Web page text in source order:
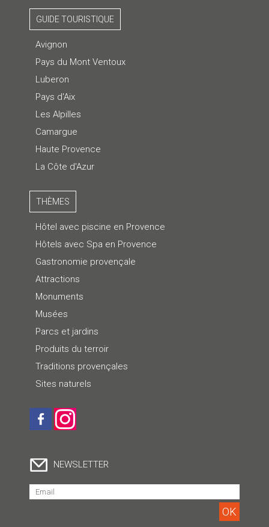
GUIDE TOURISTIQUE
Avignon
Pays du Mont Ventoux
Luberon
Pays d'Aix
Les Alpilles
Camargue
Haute Provence
La Côte d'Azur
THÈMES
Hôtel avec piscine en Provence
Hôtels avec Spa en Provence
Gastronomie provençale
Attractions
Monuments
Musées
Parcs et jardins
Produits du terroir
Traditions provençales
Sites naturels
NEWSLETTER